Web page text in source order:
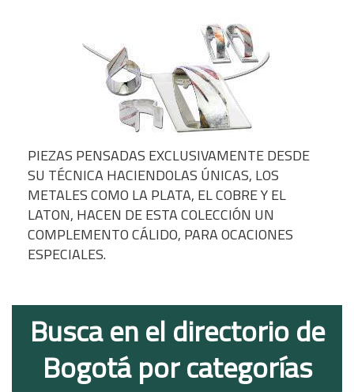
PIEZAS PENSADAS EXCLUSIVAMENTE DESDE
SU TÉCNICA HACIENDOLAS ÚNICAS, LOS
METALES COMO LA PLATA, EL COBRE Y EL
LATON, HACEN DE ESTA COLECCIÓN UN
COMPLEMENTO CÁLIDO, PARA OCACIONES
ESPECIALES.
Busca en el directorio de
Bogotá por categorías